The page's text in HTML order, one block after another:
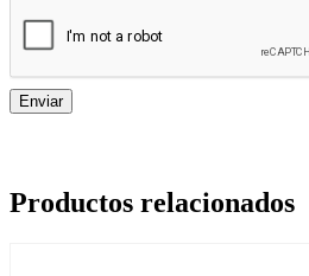
Productos relacionados